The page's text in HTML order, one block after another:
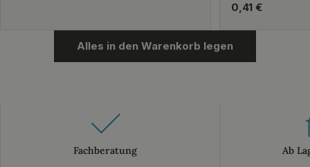
Regulärer
0,41 €
Alles in den Warenkorb legen
Fachberatung Ab